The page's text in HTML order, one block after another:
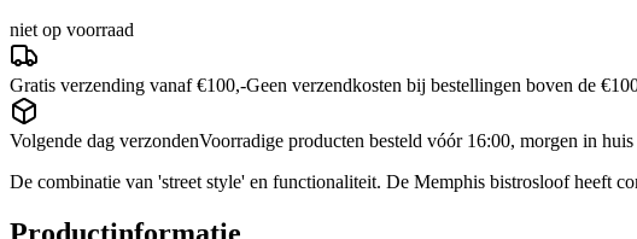
niet op voorraad
Gratis verzending vanaf €100,-Geen verzendkosten bij bestellingen boven de
Volgende dag verzondenVoorradige producten besteld vóór 16:00, morgen in huis
De combinatie van 'street style' en functionaliteit. De Memphis bistrosloof heeft
Productinformatie